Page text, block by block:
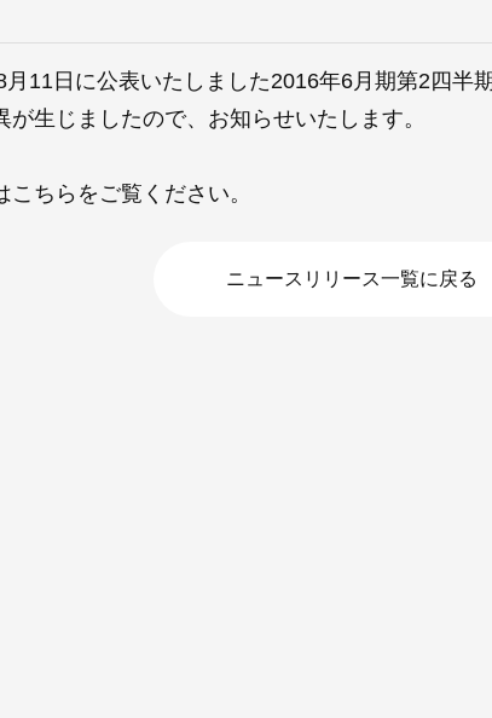
月11日に公表いたしました2016年6月期第2四半
が生じましたので、お知らせいたします。
こちら をご覧ください。
ニュースリリース一覧に戻る